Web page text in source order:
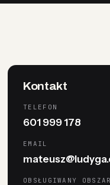
Kontakt
TELEFON
601 999 178
EMAIL
OBSŁUGIWANY OBSZAR